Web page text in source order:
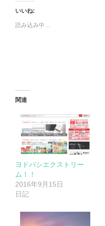
いいね:
読み込み中…
関連
ヨドバシエクストリー
ム！！
2016年9月15日
日記